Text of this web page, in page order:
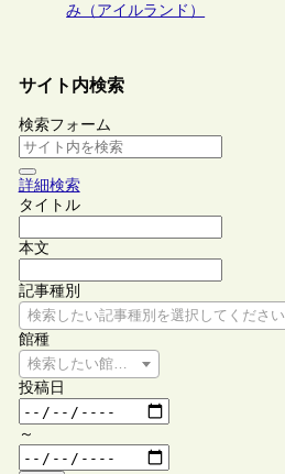
み（アイルランド）
サイト内検索
検索フォーム
詳細検索
タイトル
本文
記事種別
検索したい記事種別を選択してください
館種
検索したい館種を選択してください
投稿日
～